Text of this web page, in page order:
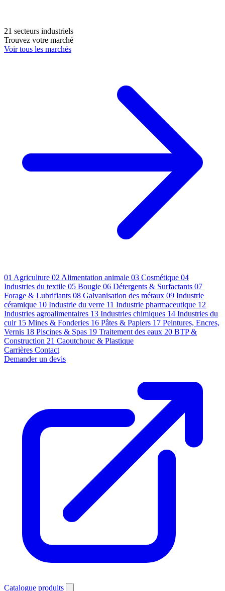
21 secteurs industriels
Trouvez votre marché
Voir tous les marchés
01 Agriculture 02 Alimentation animale 03 Cosmétique 04
Industries du textile 05 Bougie 06 Détergents & Surfactants 07
Forage & Lubrifiants 08 Galvanisation des métaux 09 Industrie
céramique 10 Industrie du verre 11 Industrie pharmaceutique 12
Industries agroalimentaires 13 Industries chimiques 14 Industries du
cuir 15 Mines & Fonderies 16 Pâtes & Papiers 17 Peintures, Encres,
Vernis 18 Piscines & Spas 19 Traitement des eaux 20 BTP &
Construction 21 Caoutchouc & Plastique
Carrières Contact
Demander un devis
Catalogue produits